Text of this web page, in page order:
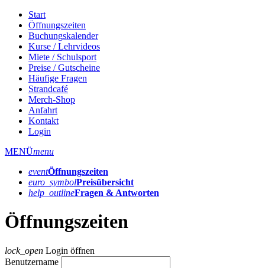
Start
Öffnungszeiten
Buchungskalender
Kurse / Lehrvideos
Miete / Schulsport
Preise / Gutscheine
Häufige Fragen
Strandcafé
Merch-Shop
Anfahrt
Kontakt
Login
MENÜmenu
eventÖffnungs­zeiten
euro_symbolPreis­übersicht
help_outlineFragen & Antworten
Öffnungszeiten
lock_open Login öffnen
Benutzername